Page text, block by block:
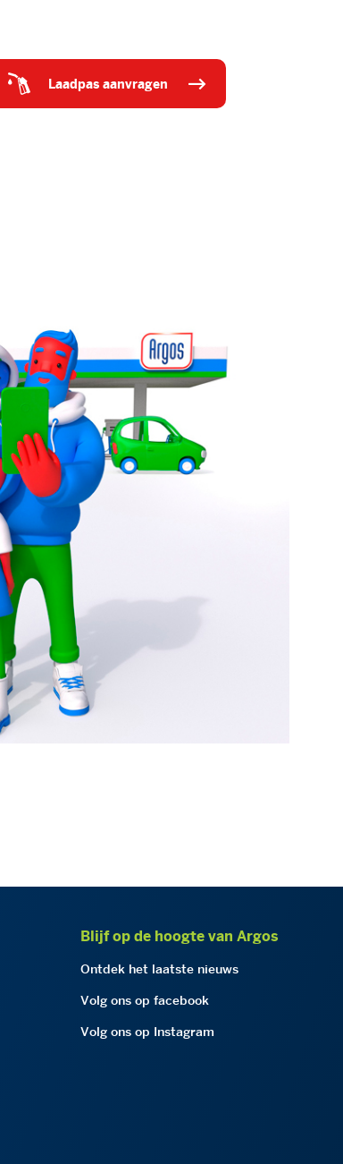
laadpas aanvragen
Blijf op de hoogte van Argos
Ontdek het laatste nieuws
Volg ons op facebook
Volg ons op Instagram